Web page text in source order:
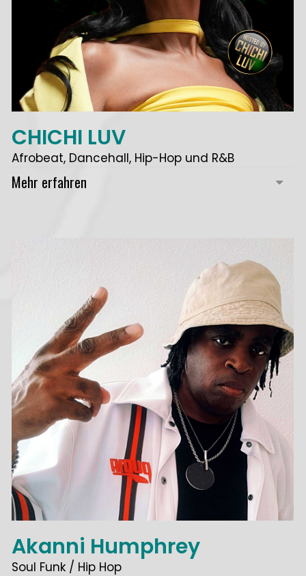
CHICHI LUV
Afrobeat, Dancehall, Hip-Hop und R&B
Mehr erfahren
Akanni Humphrey
Soul Funk / Hip Hop